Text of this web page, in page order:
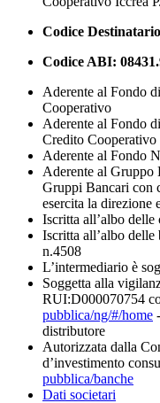
Codice
Codice ABI:
Aderente al Fondo
Cooperativo
Aderente al Fondo
Credito Cooperativo
Aderente al Fondo
Aderente al Gruppo
Gruppi Bancari con
esercita la direzione
Iscritta all’albo
Iscritta all’albo delle
n.4508
L’intermediario è
Soggetta alla
RUI:D000070754
pubblica/ng/#/home
distributore
Autorizzata dalla
d’investimento
pubblica/banche
Dati societari